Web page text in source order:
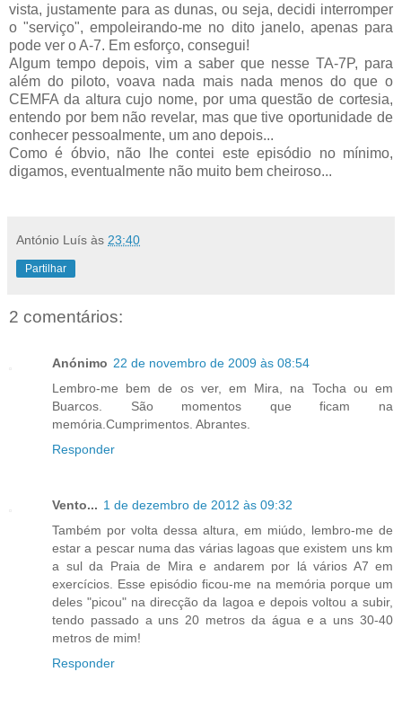
vista, justamente para as dunas, ou seja, decidi interromper
o "serviço", empoleirando-me no dito janelo, apenas para
pode ver o A-7. Em esforço, consegui!
Algum tempo depois, vim a saber que nesse TA-7P, para
além do piloto, voava nada mais nada menos do que o
CEMFA da altura cujo nome, por uma questão de cortesia,
entendo por bem não revelar, mas que tive oportunidade de
conhecer pessoalmente, um ano depois...
Como é óbvio, não lhe contei este episódio no mínimo,
digamos, eventualmente não muito bem cheiroso...
António Luís às 23:40
Partilhar
2 comentários:
Anónimo 22 de novembro de 2009 às 08:54
Lembro-me bem de os ver, em Mira, na Tocha ou em
Buarcos. São momentos que ficam na
memória.Cumprimentos. Abrantes.
Responder
Vento... 1 de dezembro de 2012 às 09:32
Também por volta dessa altura, em miúdo, lembro-me de
estar a pescar numa das várias lagoas que existem uns km
a sul da Praia de Mira e andarem por lá vários A7 em
exercícios. Esse episódio ficou-me na memória porque um
deles "picou" na direcção da lagoa e depois voltou a subir,
tendo passado a uns 20 metros da água e a uns 30-40
metros de mim!
Responder